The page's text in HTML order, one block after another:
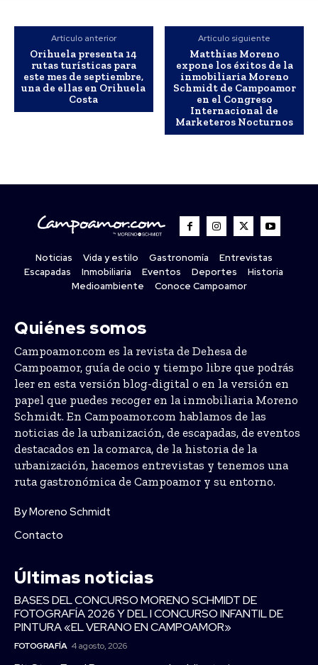
Artículo anterior
Orihuela presenta 14
rutas turísticas para
este mes de septiembre,
una de ellas en Orihuela
Costa
Artículo siguiente
Matthias Moreno
expone los éxitos de la
inmobiliaria Moreno
Schmidt de Campoamor
en el Congreso
Internacional de
Marketeros Nocturnos
Noticias Vida y estilo Gastronomía
Entrevistas
Escapadas
Inmobiliaria Eventos Deportes
Historia
Medioambiente
Conoce Campoamor
Quiénes somos
Campoamor.com es la revista de Dehesa de
Campoamor, guía de ocio y tiempo libre que podrás
leer en esta versión blog-digital o en la versión en
papel que puedes recoger en la inmobiliaria Moreno
Schmidt. En Campoamor.com hablamos de las
noticias de la urbanización, de escapadas, de eventos
destacados en la comarca, de la historia de la
urbanización, hacemos entrevistas y tenemos una
ruta gastronómica de Campoamor y su entorno.
By Moreno Schmidt
Contacto
Últimas noticias
BASES DEL CONCURSO MORENO SCHMIDT DE
FOTOGRAFÍA 2026 Y DEL I CONCURSO INFANTIL DE
PINTURA «EL VERANO EN CAMPOAMOR»
FOTOGRAFÍA 4 agosto, 2026